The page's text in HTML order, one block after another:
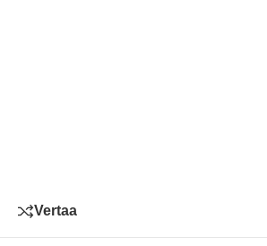
Vertaa